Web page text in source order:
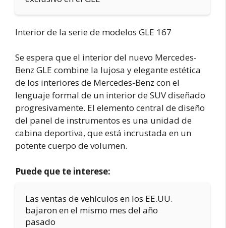
Interior de la serie de modelos GLE 167
Se espera que el interior del nuevo Mercedes-
Benz GLE combine la lujosa y elegante estética
de los interiores de Mercedes-Benz con el
lenguaje formal de un interior de SUV diseñado
progresivamente. El elemento central de diseño
del panel de instrumentos es una unidad de
cabina deportiva, que está incrustada en un
potente cuerpo de volumen.
Puede que te interese:
Las ventas de vehículos en los EE.UU.
bajaron en el mismo mes del año
pasado